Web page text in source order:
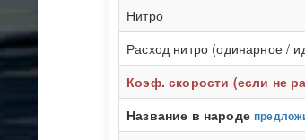
Нитро
Расход нитро (одинарное /
Коэф. скорости (если не
Название в народе